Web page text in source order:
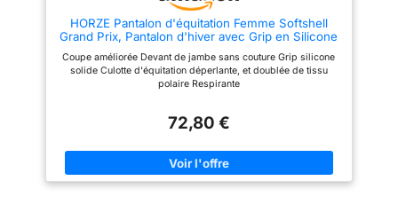
HORZE Pantalon d'équitation Femme Softshell
Grand Prix, Pantalon d'hiver avec Grip en Silicone
Coupe améliorée Devant de jambe sans couture Grip silicone
solide Culotte d'équitation déperlante, et doublée de tissu
polaire Respirante
72,80 €